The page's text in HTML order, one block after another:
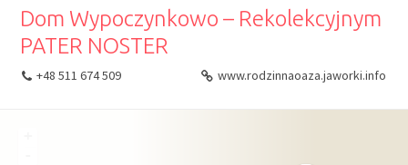
Dom Wypoczynkowo – Rekolekcyjnym
PATER NOSTER
+48 511 674 509 www.rodzinnaoaza.jaworki.info